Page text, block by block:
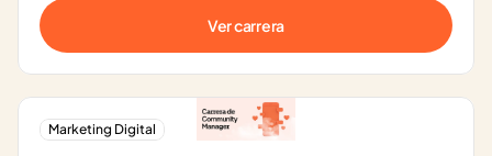
Ver carrera
Marketing Digital